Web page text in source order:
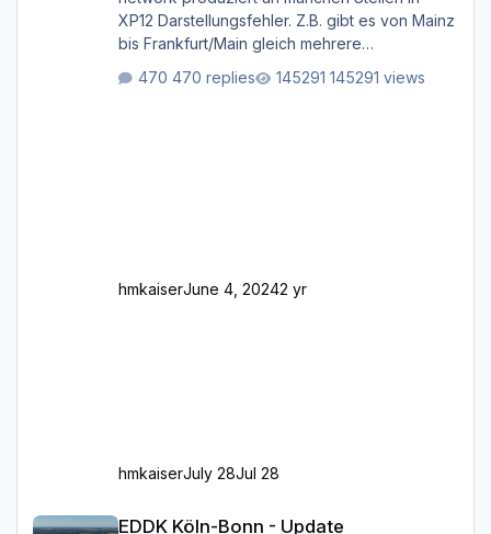
XP12 Darstellungsfehler. Z.B. gibt es von Mainz
bis Frankfurt/Main gleich mehrere
zugemauert sind. Niederräder Brücke
470 replies 145291 views
hmkaiserJune 4, 20242 yr
hmkaiserJuly 28Jul 28
EDDK Köln-Bonn - Update